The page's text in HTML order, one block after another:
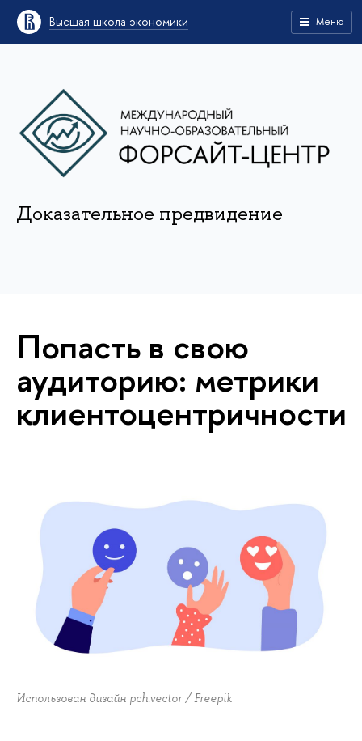
Высшая школа экономики Меню
Доказательное предвидение
Попасть в свою
аудиторию: метрики
клиентоцентричности
Использован дизайн pch.vector / Freepik